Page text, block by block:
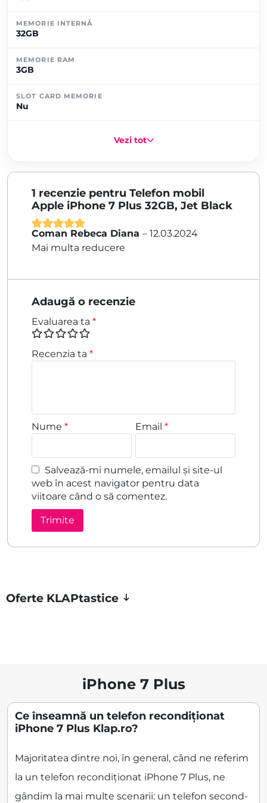
MEMORIE INTERNĂ
32GB
MEMORIE RAM
3GB
SLOT CARD MEMORIE
Nu
Vezi tot
1 recenzie pentru Telefon mobil
Apple iPhone 7 Plus 32GB, Jet Black
Evaluat la5
din 5
Coman Rebeca Diana – 12.03.2024
Mai multa reducere
Adaugă o recenzie
Evaluarea ta *
Recenzia ta *
Nume * Email*
Salvează-mi numele, emailul și site-ul
web în acest navigator pentru data
viitoare când o să comentez.
Oferte KLAPtastice
iPhone 7 Plus
Ce înseamnă un telefon recondiționat
iPhone 7 Plus Klap.ro?
Majoritatea dintre noi, în general, când ne referim
la un telefon recondiționat iPhone 7 Plus, ne
gândim la mai multe scenarii: un telefon second-